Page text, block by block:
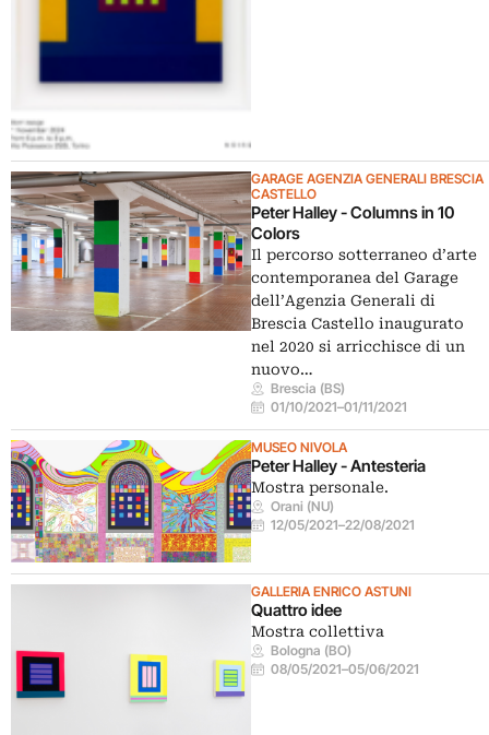
GARAGE AGENZIA GENERALI BRESCIA
CASTELLO
Peter Halley - Columns in 10
Colors
Il percorso sotterraneo d’arte
contemporanea del Garage
dell’Agenzia Generali di
Brescia Castello inaugurato
nel 2020 si arricchisce di un
nuovo…
Brescia (BS)
01/10/2021–01/11/2021
MUSEO NIVOLA
Peter Halley - Antesteria
Mostra personale.
Orani (NU)
12/05/2021–22/08/2021
GALLERIA ENRICO ASTUNI
Quattro idee
Mostra collettiva
Bologna (BO)
08/05/2021–05/06/2021